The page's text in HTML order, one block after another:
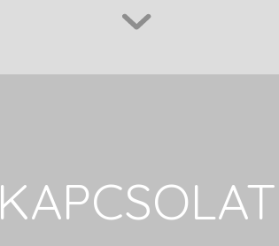
KAPCSOLAT